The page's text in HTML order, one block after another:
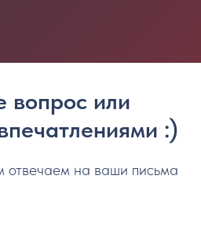
вопрос или
:)
отвечаем на ваши письма